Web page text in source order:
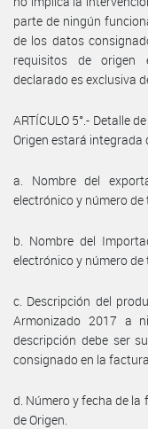
parte de ningún
de los datos
requisitos de origen
declarado es exclusiva
ARTÍCULO 5°.- Detalle
Origen estará integrada
a. Nombre del
electrónico y número de
b. Nombre del
electrónico y número de
c. Descripción del
Armonizado 2017 a
descripción debe ser
consignado en la
d. Número y fecha de
de Origen.